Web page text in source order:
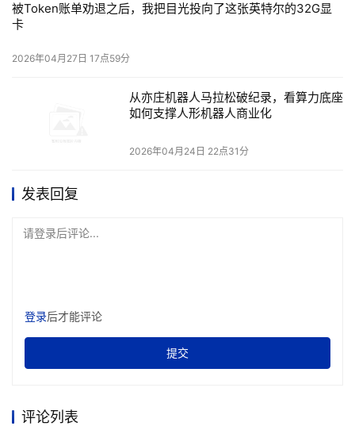
50TOPS 端侧算力，开箱即用：
在INT8精度下，AIBOOK每秒可执行50万亿次整数运
原生Linux环境，让AI开发更简单： AIBOOK基于Linux
配置，开发者可立即投入开发工作。同时，AIBOOK还
习与深度学习领域。
原生智能体，引领多元AI应用探索：AIBOOK所搭载的
原生智能体“穆莎”，以超写实3D数字人形象支持多模态
此外，AIBOOK集成包含文生图、多模态绘本创作、AI
被Token账单劝退之后，我把目光投向了这张英特尔的32G显
卡
2026年04月27日 17点59分
从亦庄机器人马拉松破纪录，看算力底座
如何支撑人形机器人商业化
2026年04月24日 22点31分
发表回复
请登录后评论...
登录后才能评论
提交
评论列表